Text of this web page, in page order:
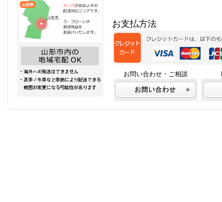
お支払方法
お問い合わせ・ご相談